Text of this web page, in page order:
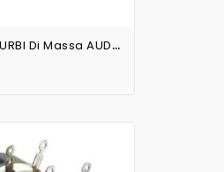
F
ILTRO DISTURBI Di Massa AUDIO JACK STEREO